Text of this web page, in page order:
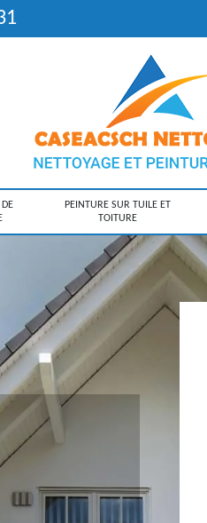
PEINTURE SUR TUILE ET
TOITURE